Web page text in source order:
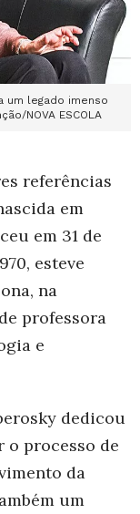
um legado imenso
NOVA ESCOLA
referências
em
em 31 de
esteve
na
professora
e
dedicou
o processo de
da
um